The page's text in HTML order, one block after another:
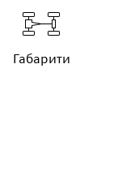
Габарити